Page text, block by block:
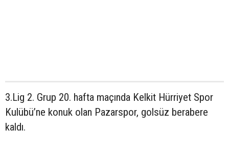
3.Lig 2. Grup 20. hafta maçında Kelkit Hürriyet Spor
Kulübü’ne konuk olan Pazarspor, golsüz berabere
kaldı.